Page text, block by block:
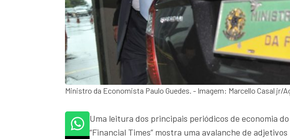
Ministro da Economista Paulo Guedes. - Imagem: Marcello Casal jr/
Uma leitura dos principais periódicos de economia
“Financial Times” mostra uma avalanche de